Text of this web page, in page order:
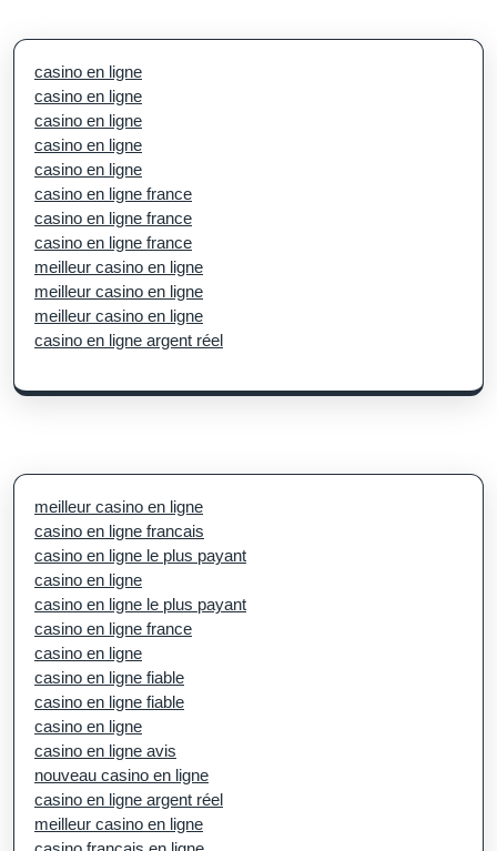
casino en ligne
casino en ligne
casino en ligne
casino en ligne
casino en ligne
casino en ligne france
casino en ligne france
casino en ligne france
meilleur casino en ligne
meilleur casino en ligne
meilleur casino en ligne
casino en ligne argent réel
meilleur casino en ligne
casino en ligne francais
casino en ligne le plus payant
casino en ligne
casino en ligne le plus payant
casino en ligne france
casino en ligne
casino en ligne fiable
casino en ligne fiable
casino en ligne
casino en ligne avis
nouveau casino en ligne
casino en ligne argent réel
meilleur casino en ligne